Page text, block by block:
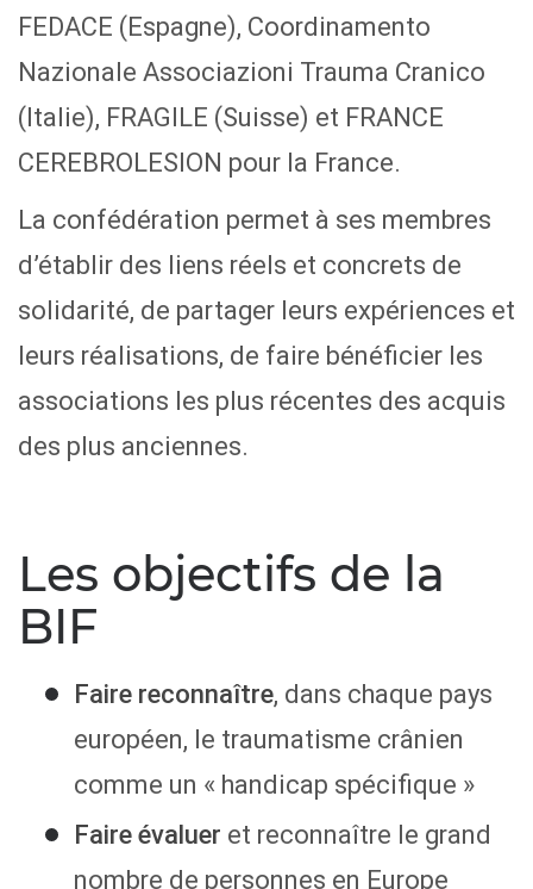
FEDACE (Espagne), Coordinamento
Nazionale Associazioni Trauma Cranico
(Italie), FRAGILE (Suisse) et FRANCE
CEREBROLESION pour la France.
La confédération permet à ses membres
d’établir des liens réels et concrets de
solidarité, de partager leurs expériences et
leurs réalisations, de faire bénéficier les
associations les plus récentes des acquis
des plus anciennes.
Les objectifs de la
BIF
Faire reconnaître, dans chaque pays
européen, le traumatisme crânien
comme un « handicap spécifique »
Faire évaluer et reconnaître le grand
nombre de personnes en Europe